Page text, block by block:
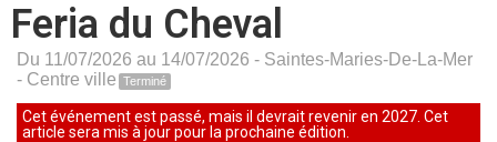
Feria du Cheval
Du 11/07/2026 au 14/07/2026 - Saintes-Maries-De-La-Mer
- Centre ville Terminé
Cet événement est passé, mais il devrait revenir en 2027. Cet
article sera mis à jour pour la prochaine édition.